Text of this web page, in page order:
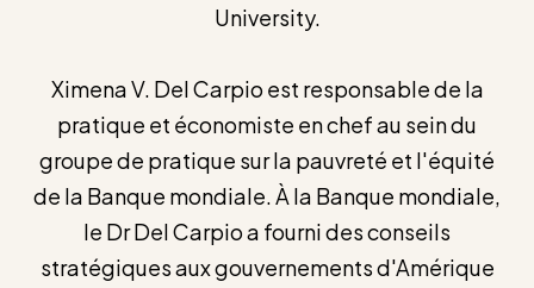
University.
Ximena V. Del Carpio est responsable de la
pratique et économiste en chef au sein du
groupe de pratique sur la pauvreté et l'équité
de la Banque mondiale. À la Banque mondiale,
le Dr Del Carpio a fourni des conseils
stratégiques aux gouvernements d'Amérique